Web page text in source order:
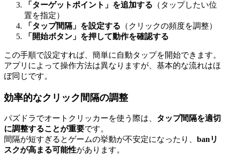
「ターゲットポイント」を追加する （タップしたい位
置を指定）
「タップ間隔」を設定する （クリックの頻度を調整）
「開始ボタン」を押して動作を確認する
この手順で設定すれば、簡単に自動タップを開始できます。
アプリによって操作方法は異なりますが、基本的な流れはほ
ぼ同じです。
効率的なクリック間隔の調整
パズドラでオートクリッカーを使う際は、 タップ間隔を適切
に調整することが重要です。
間隔が短すぎるとゲームの挙動が不安定になったり、 banリ
スクが高まる可能性があります。